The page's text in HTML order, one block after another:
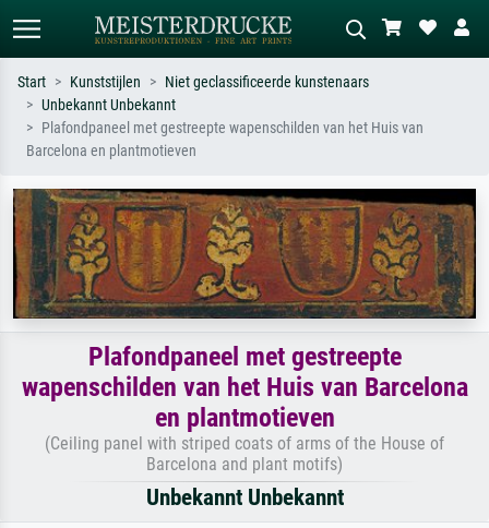
Standaard zoeken AI-beeldzoeker
Zoek op kunstenaar, titel of stijl – bijv.
Hokusai-golf, naakt.
olieverfschilderij, staand naakt naast
een boom.
Start Kunststijlen
Niet geclassificeerde kunstenaars
Unbekannt Unbekannt
Plafondpaneel met gestreepte wapenschilden van het Huis van
Barcelona en plantmotieven
Plafondpaneel met gestreepte
wapenschilden van het Huis van Barcelona
en plantmotieven
(Ceiling panel with striped coats of arms of the House of
Barcelona and plant motifs)
Unbekannt Unbekannt